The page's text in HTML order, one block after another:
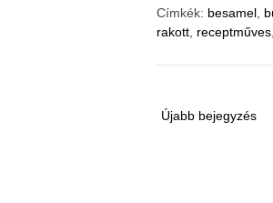
Címkék: besamel
rakott receptműves
Újabb bejegyzés